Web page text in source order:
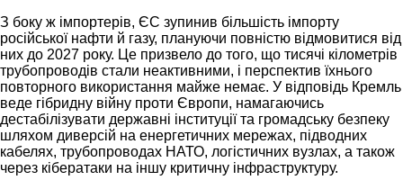
З боку ж імпортерів, ЄС зупинив більшість імпорту
російської нафти й газу, плануючи повністю відмовитися від
них до 2027 року. Це призвело до того, що тисячі кілометрів
трубопроводів стали неактивними, і перспектив їхнього
повторного використання майже немає. У відповідь Кремль
веде гібридну війну проти Європи, намагаючись
дестабілізувати державні інституції та громадську безпеку
шляхом диверсій на енергетичних мережах, підводних
кабелях, трубопроводах НАТО, логістичних вузлах, а також
через кібератаки на іншу критичну інфраструктуру.